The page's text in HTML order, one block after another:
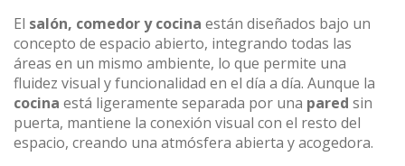
El salón, comedor y cocina están diseñados bajo un
concepto de espacio abierto, integrando todas las
áreas en un mismo ambiente, lo que permite una
fluidez visual y funcionalidad en el día a día. Aunque la
cocina está ligeramente separada por una pared sin
puerta, mantiene la conexión visual con el resto del
espacio, creando una atmósfera abierta y acogedora.